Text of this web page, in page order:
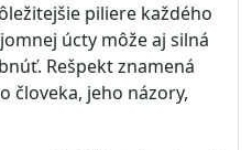
piliere každého
úcty môže aj silná
Rešpekt znamená
človeka, jeho názory,